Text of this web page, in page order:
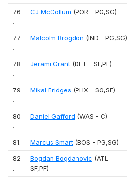
76
.
CJ McCollum (POR - PG,SG)
77
.
Malcolm Brogdon (IND - PG,SG)
78
.
Jerami Grant (DET - SF,PF)
79
.
Mikal Bridges (PHX - SG,SF)
80
.
Daniel Gafford (WAS - C)
81. Marcus Smart (BOS - PG,SG)
82
.
Bogdan Bogdanovic (ATL -
SF,PF)